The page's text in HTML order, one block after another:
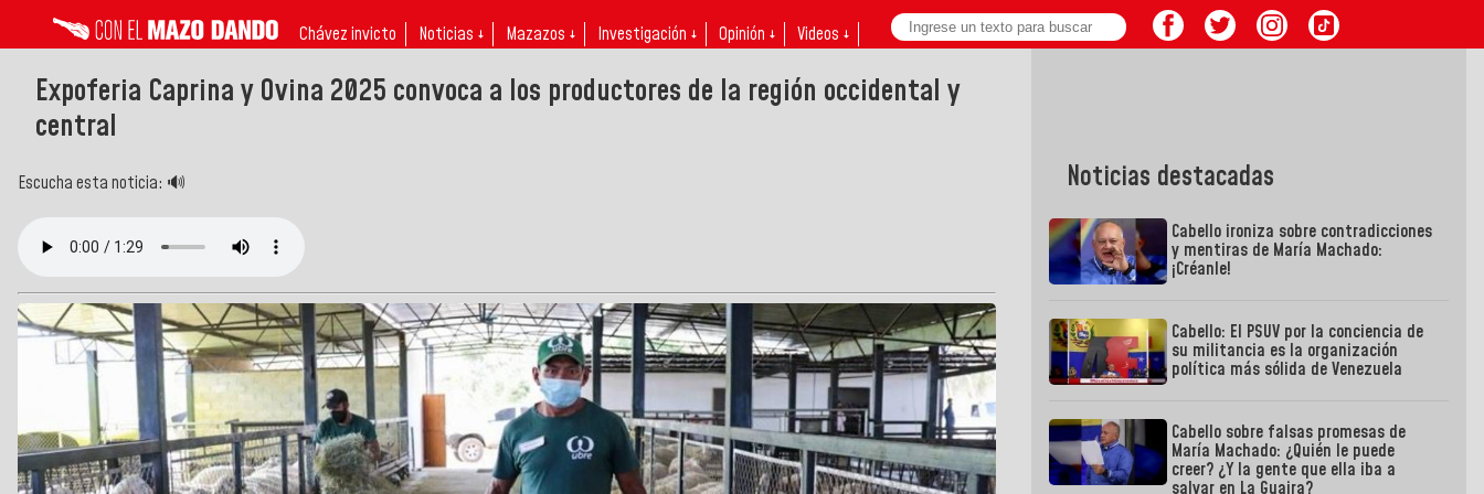
Chávez invicto Noticias ↓ Mazazos ↓ Investigación ↓ Opinión ↓ Videos ↓
Expoferia Caprina y Ovina 2025 convoca a los productores de la región occidental y
central
Escucha esta noticia: 🔊 Noticias destacadas
Cabello ironiza sobre contradicciones
y mentiras de María Machado:
¡Créanle!
Cabello: El PSUV por la conciencia de
su militancia es la organización
política más sólida de Venezuela
Cabello sobre falsas promesas de
María Machado: ¿Quién le puede
creer? ¿Y la gente que ella iba a
salvar en La Guaira?